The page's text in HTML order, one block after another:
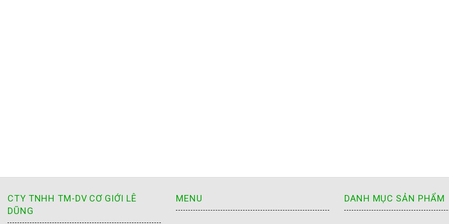
CTY TNHH TM-DV CƠ GIỚI LÊ
DŨNG
MENU DANH MỤC SẢN PHẨM